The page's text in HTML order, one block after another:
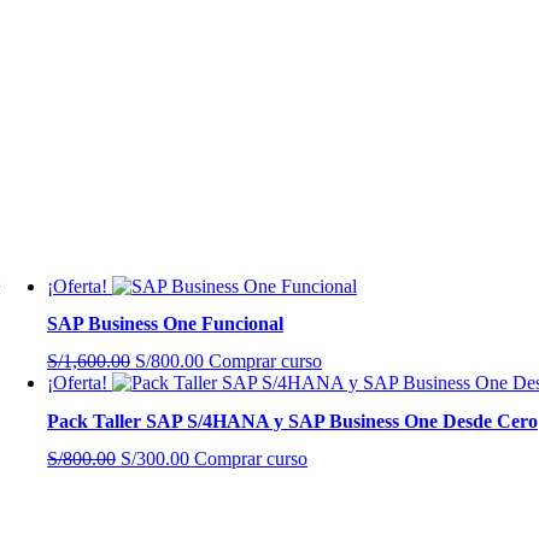
¡Oferta!
SAP Business One Funcional
S/1,600.00 El
precio
era:
S/1,600.00.
S/800.00El
precio
es:
S/800.00.
Comprar curso
¡Oferta!
Pack Taller SAP S/4HANA y SAP Business One Desde Cero
S/800.00 El
S/300.00ElComprar curso